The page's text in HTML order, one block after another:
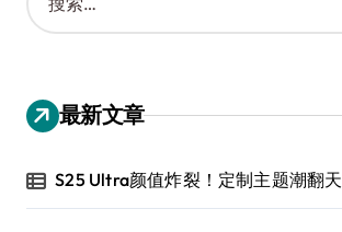
索
：
最新文章
S25 Ultra颜值炸裂！定制主题潮翻天